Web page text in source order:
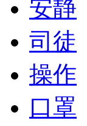
安静
司徒
操作
口罩